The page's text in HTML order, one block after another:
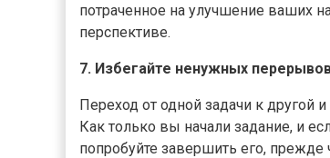
потраченное на улучшение ваших
перспективе.
7. Избегайте ненужных
Переход от одной задачи к другой
Как только вы начали задание, и
попробуйте завершить его, прежде